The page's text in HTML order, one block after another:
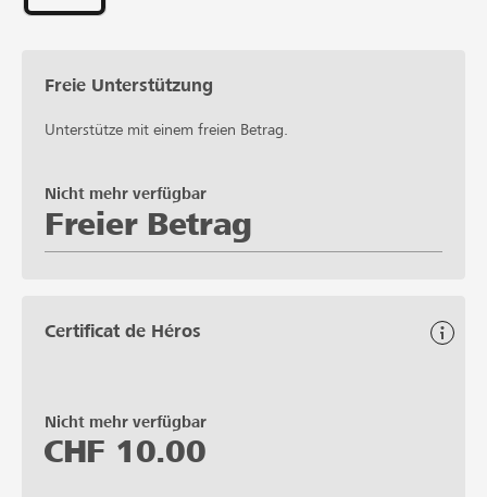
Freie Unterstützung
Unterstütze mit einem freien Betrag.
Freier Betrag
Nicht mehr verfügbar
Certificat de Héros
Nicht mehr verfügbar
CHF 10.00